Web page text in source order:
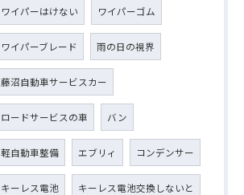
ワイパーはけない ワイパーゴム
ワイパーブレード 雨の日の視界
藤沼自動車サービスカー
ロードサービスの車 バン
軽自動車整備 エブリィ コンデンサー
キーレス電池 キーレス電池交換しないと